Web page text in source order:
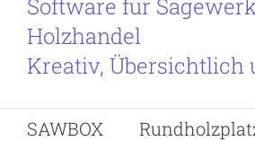
Software für
Holzhandel
Kreativ, Übersichtlich
SAWBOX